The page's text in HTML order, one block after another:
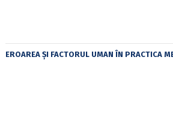
EROAREA ȘI FACTORUL UMAN ÎN PRACTICA